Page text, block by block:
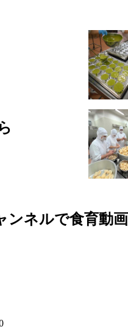
ンネルで食育動